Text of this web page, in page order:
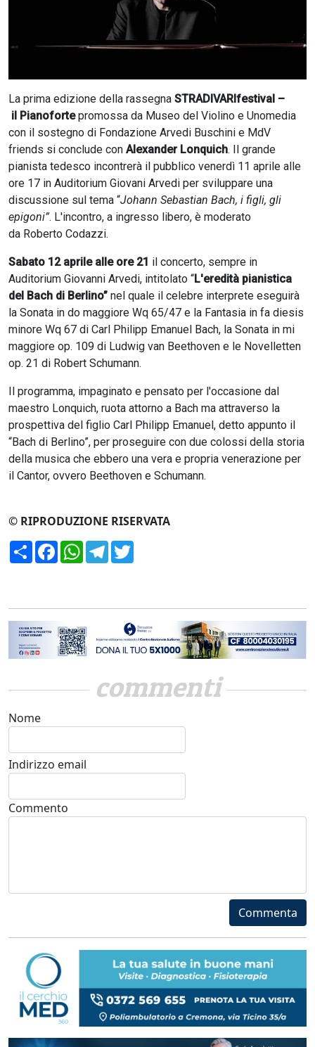
La prima edizione della rassegna STRADIVARIfestival –
il Pianofortepromossa da Museo del Violino e Unomedia
con il sostegno di Fondazione Arvedi Buschini e MdV
friends si conclude con Alexander Lonquich. Il grande
pianista tedesco incontrerà il pubblico venerdì 11 aprile alle
ore 17 in Auditorium Giovani Arvedi per sviluppare una
discussione sul tema “Johann Sebastian Bach, i figli, gli
epigoni”. L'incontro, a ingresso libero, è moderato
da Roberto Codazzi.
Sabato 12 aprile alle ore 21 il concerto, sempre in
Auditorium Giovanni Arvedi, intitolato “L'eredità pianistica
del Bach di Berlino” nel quale il celebre interprete eseguirà
la Sonata in do maggiore Wq 65/47 e la Fantasia in fa diesis
minore Wq 67 di Carl Philipp Emanuel Bach, la Sonata in mi
maggiore op. 109 di Ludwig van Beethoven e le Novelletten
op. 21 di Robert Schumann.
Il programma, impaginato e pensato per l'occasione dal
maestro Lonquich, ruota attorno a Bach ma attraverso la
prospettiva del figlio Carl Philipp Emanuel, detto appunto il
“Bach di Berlino”, per proseguire con due colossi della storia
della musica che ebbero una vera e propria venerazione per
il Cantor, ovvero Beethoven e Schumann.
© RIPRODUZIONE RISERVATA
CondividiFacebookWhatsApp
Telegram
commenti
Nome
Indirizzo email
Commento
Commenta